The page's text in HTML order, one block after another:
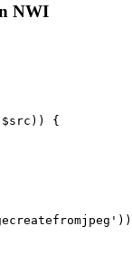
NWI
{